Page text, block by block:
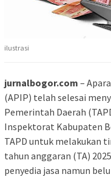
ilustrasi
jurnalbogor.com –
(APIP) telah selesai
Pemerintah Daerah
Inspektorat Kabupaten
TAPD untuk melakukan
tahun anggaran (TA)
penyedia jasa namun